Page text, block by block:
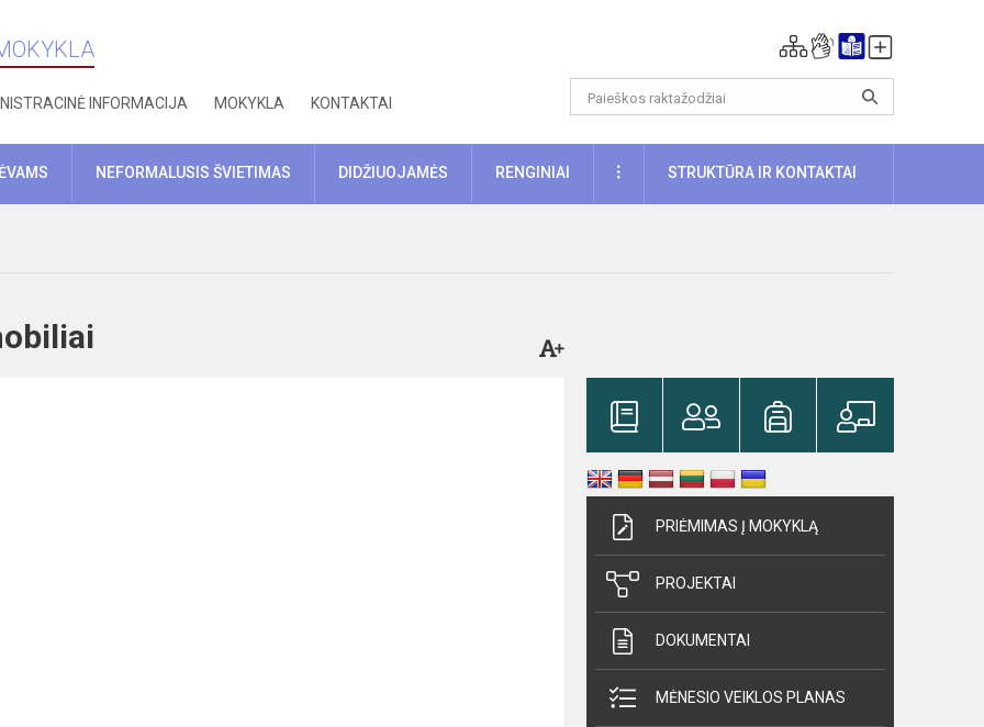
INFORMACIJA MOKYKLA KONTAKTAI
NEFORMALUSIS ŠVIETIMAS DIDŽIUOJAMĖS RENGINIAI DAUGIAUSTRUKTŪRA IR KONTAKTAI
PRIĖMIMAS Į MOKYKLĄ
PROJEKTAI
DOKUMENTAI
MĖNESIO VEIKLOS PLANAS